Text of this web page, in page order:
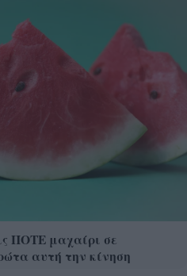
ΠΟΤΕ μαχαίρι σε
αυτή την κίνηση